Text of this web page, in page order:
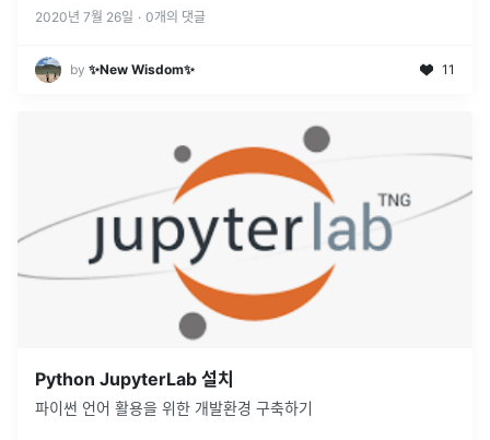
2020년 7월 26일 · 0개의 댓글
by ✨New Wisdom✨ 11
Python JupyterLab 설치
파이썬 언어 활용을 위한 개발환경 구축하기